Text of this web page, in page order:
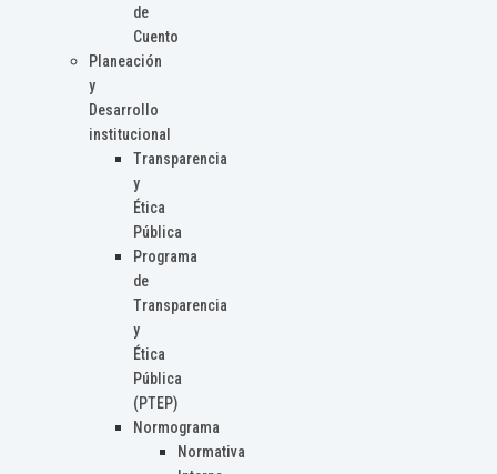
de
Cuento
Planeación
y
Desarrollo
institucional
Transparencia
y
Ética
Pública
Programa
de
Transparencia
y
Ética
Pública
(PTEP)
Normograma
Normativa